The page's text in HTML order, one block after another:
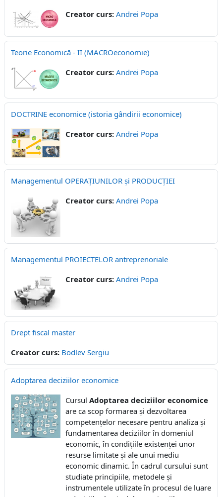
Creator curs: Andrei Popa
Teorie Economică - II (MACROeconomie)
Creator curs: Andrei Popa
DOCTRINE economice (istoria gândirii economice)
Creator curs: Andrei Popa
Managementul OPERAȚIUNILOR și PRODUCȚIEI
Creator curs: Andrei Popa
Managementul PROIECTELOR antreprenoriale
Creator curs: Andrei Popa
Drept fiscal master
Creator curs: Bodlev Sergiu
Adoptarea deciziilor economice
Cursul Adoptarea deciziilor economice
are ca scop formarea și dezvoltarea
competențelor necesare pentru analiza și
fundamentarea deciziilor în domeniul
economic, în condițiile existenței unor
resurse limitate și ale unui mediu
economic dinamic. În cadrul cursului sunt
studiate principiile, metodele și
instrumentele utilizate în procesul de luare